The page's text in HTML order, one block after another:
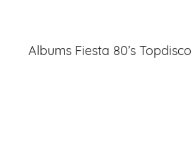
Albums Fiesta 80’s